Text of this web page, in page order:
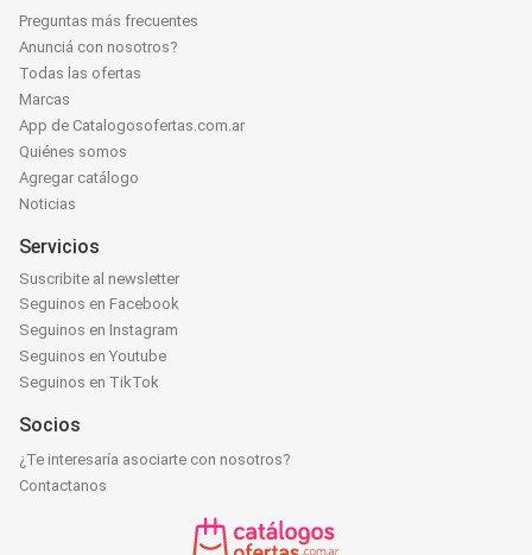
Preguntas más frecuentes
Anunciá con nosotros?
Todas las ofertas
Marcas
App de Catalogosofertas.com.ar
Quiénes somos
Agregar catálogo
Noticias
Servicios
Suscribite al newsletter
Seguinos en Facebook
Seguinos en Instagram
Seguinos en Youtube
Seguinos en TikTok
Socios
¿Te interesaría asociarte con nosotros?
Contactanos